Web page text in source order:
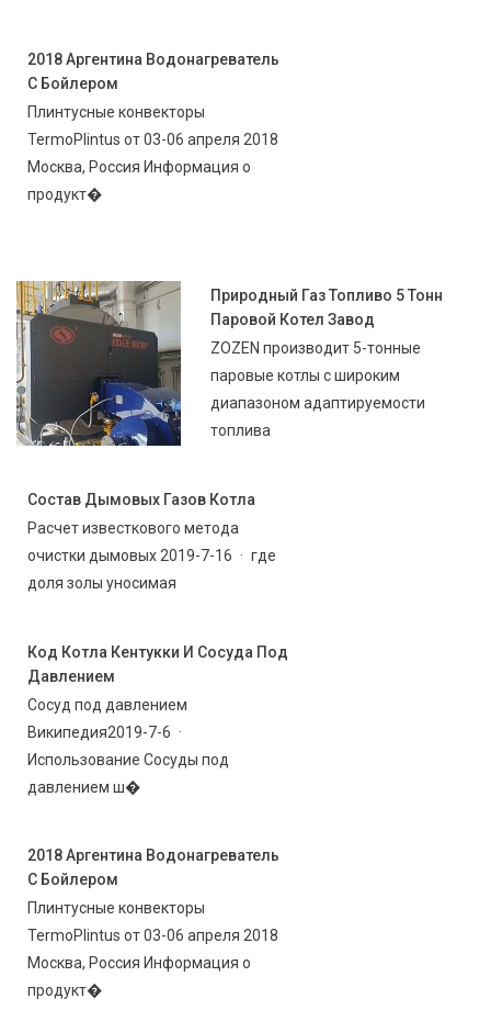
2018 Аргентина Водонагреватель
С Бойлером
Плинтусные конвекторы
TermoPlintus от 03-06 апреля 2018
Москва, Россия Информация о
продукт�
Природный Газ Топливо 5 Тонн
Паровой Котел Завод
ZOZEN производит 5-тонные
паровые котлы с широким
диапазоном адаптируемости
топлива
Состав Дымовых Газов Котла
Расчет известкового метода
очистки дымовых 2019-7-16 · где
доля золы уносимая
Код Котла Кентукки И Сосуда Под
Давлением
Сосуд под давлением
Википедия2019-7-6 ·
Использование Сосуды под
давлением ш�
2018 Аргентина Водонагреватель
С Бойлером
Плинтусные конвекторы
TermoPlintus от 03-06 апреля 2018
Москва, Россия Информация о
продукт�